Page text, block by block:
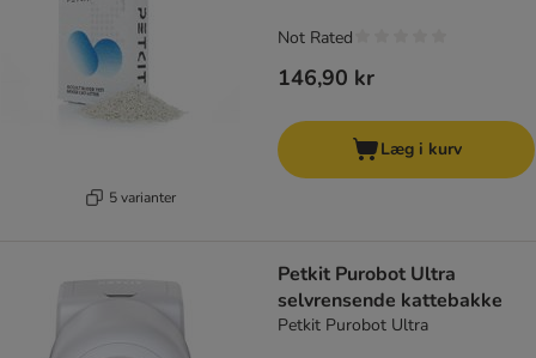
5 varianter
146,90 kr
Not Rated
Læg i kurv
Petkit Purobot Ultra
selvrensende kattebakke
Petkit Purobot Ultra